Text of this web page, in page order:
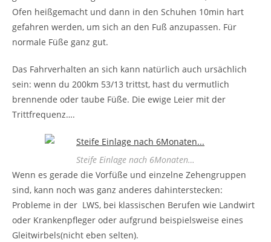
Ofen heißgemacht und dann in den Schuhen 10min hart
gefahren werden, um sich an den Fuß anzupassen. Für
normale Füße ganz gut.
Das Fahrverhalten an sich kann natürlich auch ursächlich
sein: wenn du 200km 53/13 trittst, hast du vermutlich
brennende oder taube Füße. Die ewige Leier mit der
Trittfrequenz….
Steife Einlage nach 6Monaten…
Wenn es gerade die Vorfüße und einzelne Zehengruppen
sind, kann noch was ganz anderes dahinterstecken:
Probleme in der LWS, bei klassischen Berufen wie Landwirt
oder Krankenpfleger oder aufgrund beispielsweise eines
Gleitwirbels(nicht eben selten).